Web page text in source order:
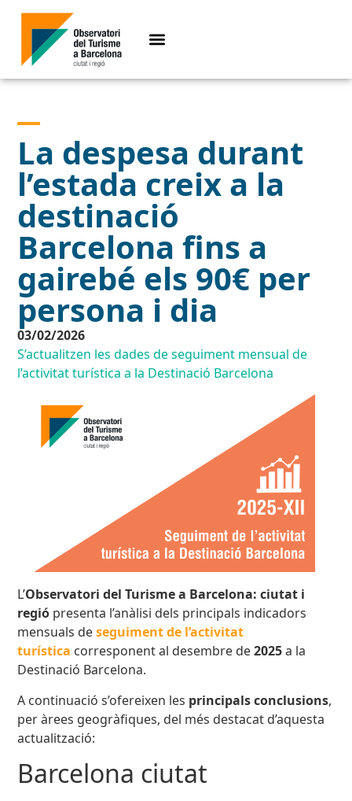
La despesa durant
l’estada creix a la
destinació
Barcelona fins a
gairebé els 90€ per
persona i dia
03/02/2026
S’actualitzen les dades de seguiment mensual de
l’activitat turística a la Destinació Barcelona
L’Observatori del Turisme a Barcelona: ciutat i
regió presenta l’anàlisi dels principals indicadors
mensuals deseguiment de l’activitat
turística corresponent al desembre de2025a la
Destinació Barcelona.
A continuació s’ofereixen les principals conclusions,
per àrees geogràfiques, del més destacat d’aquesta
actualització:
Barcelona ciutat